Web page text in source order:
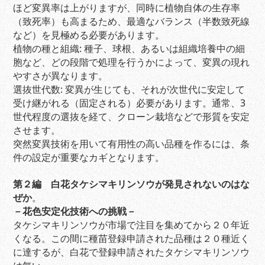
ほど変異率は上がりますが、同時に植物自体の生存率
（致死率）も高まるため、最適なバランス（半数致死線
など）を見極める必要があります。
植物の種と組織: 種子、球根、あるいは組織培養中の細
胞など、どの段階で処理を行うかによって、変異の現れ
やすさが異なります。
選抜世代数: 変異が生じても、それが次世代に安定して
受け継がれる（固定される）必要があります。通常、3
世代程度の選抜を経て、クローン栽培などで形質を安定
させます。
突然変異技術を用いて有用性の高い品種を作るには、条
件の設定が重要なカギとなります。
第２編 白花タケシマキリンソウが発見されないのはな
ぜか。
－花色安定化技術への挑戦－
タケシマキリンソウが市場で注目を集めてから２０年近
くなる。この間に種苗登録申請された品種は２０種近く
に達するが、白花で登録申請されたタケシマキリンソウ